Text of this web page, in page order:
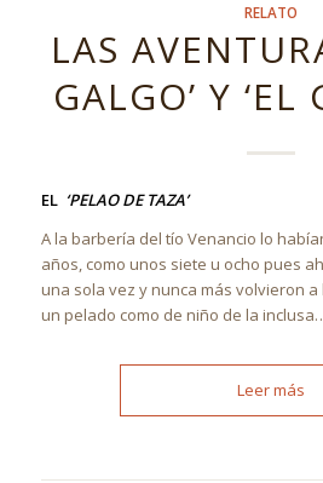
RELATO
LAS
GALGO’ Y ‘EL
EL ‘PELAO DE TAZA’
A la barbería del tío Venancio lo
años, como unos siete u ocho pues
una sola vez y nunca más volvieron
un pelado como de niño de la
Leer más